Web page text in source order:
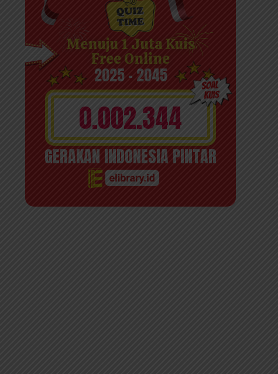
Menuju 1 Juta Kuis
Free Online
2025 - 2045
0.002.344
GERAKAN INDONESIA PINTAR